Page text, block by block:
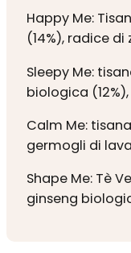
Happy Me:
(14%), radice
Sleepy Me:
biologica
Calm Me:
germogli di
Shape Me: Tè
ginseng